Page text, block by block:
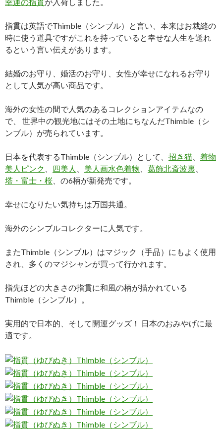
指貫は英語でThimble（シンブル）と言い、本来はお裁縫の
時に使う道具ですがこれを持っていると幸せな人生を送れ
るという言い伝えがあります。
結婚のお守り、婚活のお守り、女性が幸せになれるお守り
として人気が高い商品です。
海外の女性の間で人気のあるコレクションアイテムなの
で、 世界中の観光地にはその土地にちなんだThimble（シ
ンブル）が売られています。
日本を代表するThimble（シンブル）として、 招き猫
着物
美人ピンク
四美人 美人画水色着物 葛飾北斎波裏
塔・富士・桜 、の6柄が新発売です。
幸せになりたい気持ちは万国共通。
海外のシンブルコレクターに人気です。
またThimble（シンブル）はマジック（手品）にもよく使用
され、多くのマジシャンが買って行かれます。
指先ほどの大きさの指貫に和風の柄が描かれている
Thimble（シンブル）。
実用的で日本的、そして開運グッズ！ 日本のおみやげに最
適です。